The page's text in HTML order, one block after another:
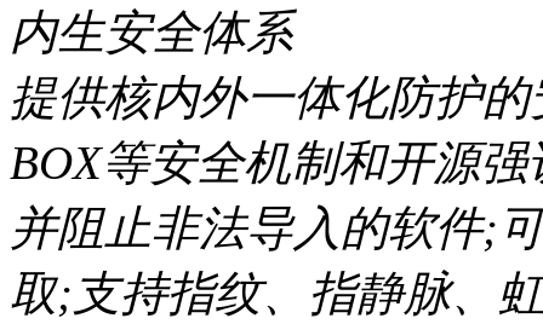
内生安全体系
提供核内外一体化防护
BOX等安全机制和开源
并阻止非法导入的软件;
取;支持指纹、指静脉、